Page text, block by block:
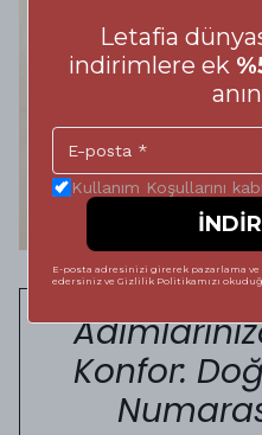
Konfor:
Letafia
indirimlere ek
Kullanım Koşullarını
E-posta adresinizi girerek pazarlama
edersiniz ve Gizlilik Politikamızı